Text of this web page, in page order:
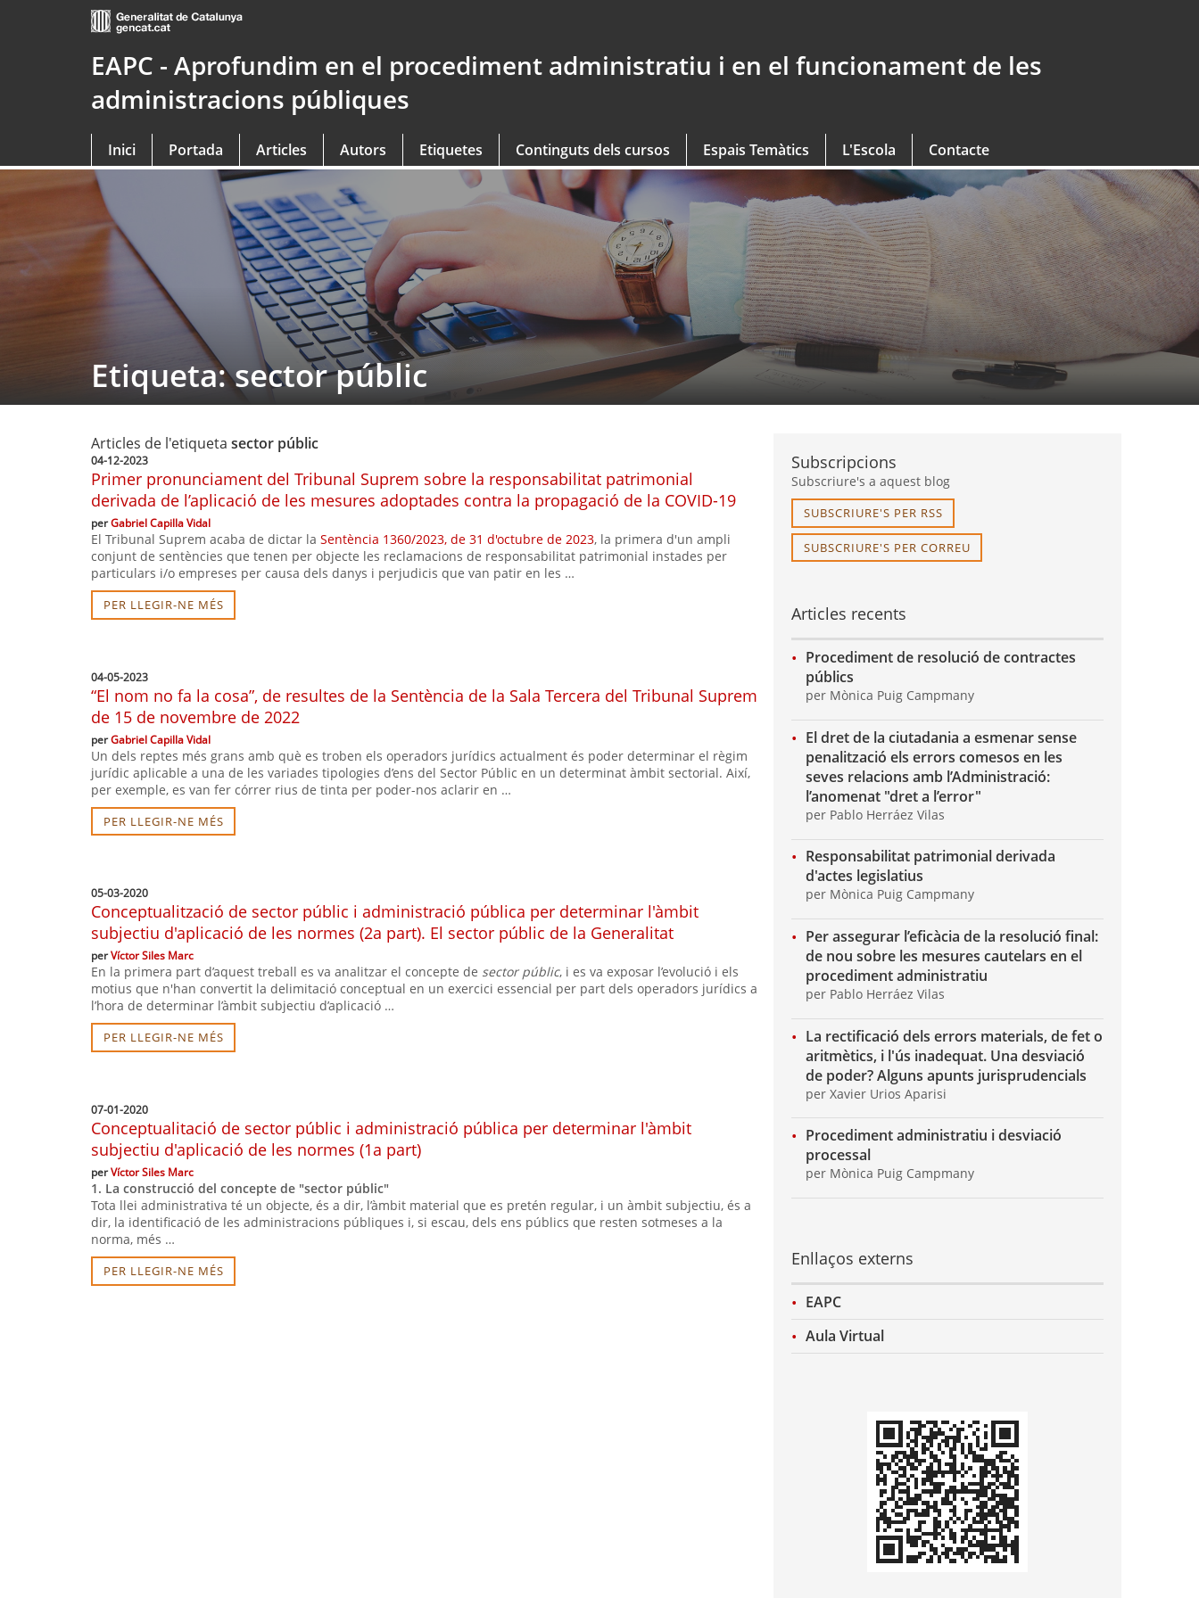
EAPC - Aprofundim en el procediment administratiu i en el funcionament de les
administracions públiques
Inici Portada Articles Autors Etiquetes Continguts dels cursos Espais Temàtics L'Escola Contacte
Etiqueta: sector públic
Articles de l'etiqueta sector públic
04-12-2023
Primer pronunciament del Tribunal Suprem sobre la responsabilitat patrimonial
derivada de l’aplicació de les mesures adoptades contra la propagació de la COVID-19
perGabriel Capilla Vidal
El Tribunal Suprem acaba de dictar la Sentència 1360/2023, de 31 d'octubre de 2023, la primera d'un ampli
conjunt de sentències que tenen per objecte les reclamacions de responsabilitat patrimonial instades per
particulars i/o empreses per causa dels danys i perjudicis que van patir en les …
PER LLEGIR-NE MÉS
04-05-2023
“El nom no fa la cosa”, de resultes de la Sentència de la Sala Tercera del Tribunal Suprem
de 15 de novembre de 2022
perGabriel Capilla Vidal
Un dels reptes més grans amb què es troben els operadors jurídics actualment és poder determinar el règim
jurídic aplicable a una de les variades tipologies d’ens del Sector Públic en un determinat àmbit sectorial. Així,
per exemple, es van fer córrer rius de tinta per poder-nos aclarir en …
PER LLEGIR-NE MÉS
05-03-2020
Conceptualització de sector públic i administració pública per determinar l'àmbit
subjectiu d'aplicació de les normes (2a part). El sector públic de la Generalitat
perVíctor Siles Marc
En la primera part d’aquest treball es va analitzar el concepte de sector públic, i es va exposar l’evolució i els
motius que n'han convertit la delimitació conceptual en un exercici essencial per part dels operadors jurídics a
l’hora de determinar l’àmbit subjectiu d’aplicació …
PER LLEGIR-NE MÉS
07-01-2020
Conceptualitació de sector públic i administració pública per determinar l'àmbit
subjectiu d'aplicació de les normes (1a part)
perVíctor Siles Marc
1. La construcció del concepte de "sector públic"
Tota llei administrativa té un objecte, és a dir, l’àmbit material que es pretén regular, i un àmbit subjectiu, és a
dir, la identificació de les administracions públiques i, si escau, dels ens públics que resten sotmeses a la
norma, més …
PER LLEGIR-NE MÉS
Subscripcions
Subscriure's a aquest blog
SUBSCRIURE'S PER RSS
SUBSCRIURE'S PER CORREU
Articles recents
Procediment de resolució de contractes
públics
per Mònica Puig Campmany
El dret de la ciutadania a esmenar sense
penalització els errors comesos en les
seves relacions amb l’Administració:
l’anomenat "dret a l’error"
per Pablo Herráez Vilas
Responsabilitat patrimonial derivada
d'actes legislatius
per Mònica Puig Campmany
Per assegurar l’eficàcia de la resolució final:
de nou sobre les mesures cautelars en el
procediment administratiu
per Pablo Herráez Vilas
La rectificació dels errors materials, de fet o
aritmètics, i l'ús inadequat. Una desviació
de poder? Alguns apunts jurisprudencials
per Xavier Urios Aparisi
Procediment administratiu i desviació
processal
per Mònica Puig Campmany
Enllaços externs
EAPC
Aula Virtual